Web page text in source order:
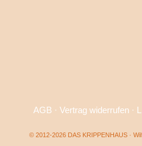
AGB · Vertrag widerrufen·
© 2012-2026 DAS KRIPPENHAUS ·